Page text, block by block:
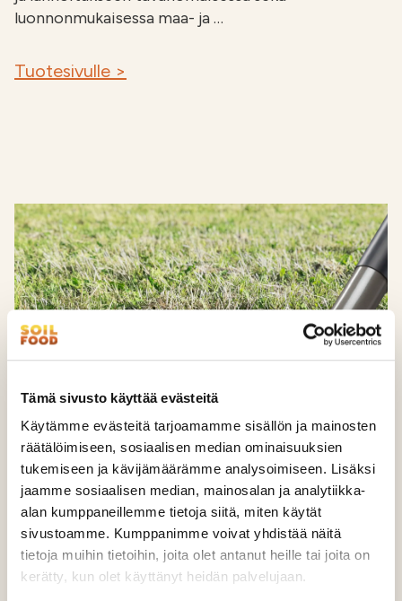
Tämä sivusto käyttää evästeitä
Käytämme evästeitä tarjoamamme sisällön ja mainosten
räätälöimiseen, sosiaalisen median ominaisuuksien
tukemiseen ja kävijämäärämme analysoimiseen. Lisäksi
jaamme sosiaalisen median, mainosalan ja analytiikka-
alan kumppaneillemme tietoja siitä, miten käytät
sivustoamme. Kumppanimme voivat yhdistää näitä
tietoja muihin tietoihin, joita olet antanut heille tai joita on
kerätty, kun olet käyttänyt heidän palvelujaan.
luonnonmukaisessa maa- ja …
Tuotesivulle >
Soilfood Ravinnekuitu III
PÄÄSTÖT: 3 kg CO2-ekv./t
ALKUPERÄMAA: Suomi